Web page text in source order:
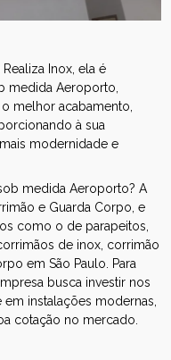
Inox, ela é
medida Aeroporto,
melhor acabamento,
à sua
modernidade e
medida Aeroporto? A
e Guarda Corpo, e
como o de parapeitos,
de inox, corrimão
em São Paulo. Para
busca investir nos
instalações modernas,
cotação no mercado.